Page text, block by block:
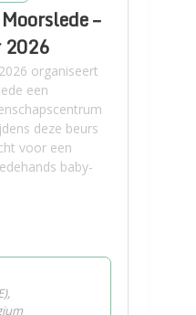
–
2026
organiseert
een
deze beurs
voor een
baby-